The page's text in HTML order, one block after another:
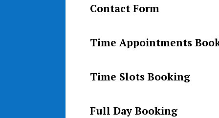
Contact Form
Time Appointments
Time Slots Booking
Full Day Booking